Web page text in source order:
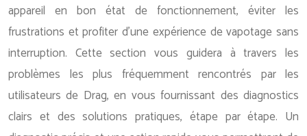
appareil en bon état de fonctionnement, éviter les
frustrations et profiter d’une expérience de vapotage sans
interruption. Cette section vous guidera à travers les
problèmes les plus fréquemment rencontrés par les
utilisateurs de Drag, en vous fournissant des diagnostics
clairs et des solutions pratiques, étape par étape. Un